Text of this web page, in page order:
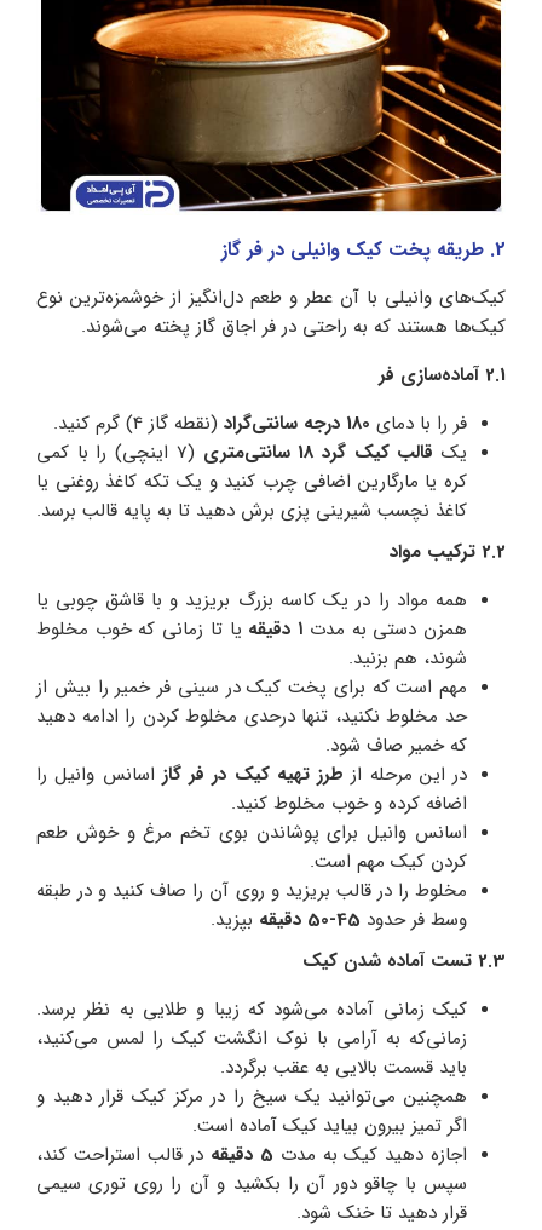
2. طریقه پخت کیک وانیلی در فر گاز
کیک‌های وانیلی با آن عطر و طعم دل‌انگیز از خوشمزه‌ترین نوع
کیک‌ها هستند که به راحتی در فر اجاق گاز پخته می‌شوند.
2.1 آماده‌سازی فر
فر را با دمای 180 درجه سانتی‌گراد
(نقطه گاز 4) گرم کنید.
یک قالب کیک گرد 18 سانتی‌متری
(7 اینچی) را با کمی
کره یا مارگارین اضافی چرب کنید و یک تکه کاغذ روغنی یا
کاغذ نچسب شیرینی پزی برش دهید تا به پایه قالب برسد.
2.2 ترکیب مواد
همه مواد را در یک کاسه بزرگ بریزید و با قاشق چوبی یا
همزن دستی به مدت ۱ دقیقه
یا تا زمانی که خوب مخلوط
شوند، هم بزنید.
مهم است که برای پخت کیک در سینی فر خمیر را بیش از
حد مخلوط نکنید، تنها درحدی مخلوط کردن را ادامه دهید
که خمیر صاف شود.
در این مرحله از طرز تهیه کیک در فر گاز اسانس وانیل را
اضافه کرده و خوب مخلوط کنید.
اسانس وانیل برای پوشاندن بوی تخم مرغ و خوش طعم
کردن کیک مهم است.
مخلوط را در قالب بریزید و روی آن را صاف کنید و در طبقه
وسط فر حدود
بپزید.
2.3 تست آماده‌ شدن کیک
کیک زمانی آماده می‌شود که زیبا و طلایی به نظر برسد.
زمانی‌که به آرامی با نوک انگشت کیک را لمس می‌کنید،
باید قسمت بالایی به عقب برگردد.
همچنین می‌توانید یک سیخ را در مرکز کیک قرار دهید و
اگر تمیز بیرون بیاید کیک آماده است.
اجازه دهید کیک به مدت 5 دقیقه
در قالب استراحت کند،
سپس با چاقو دور آن را بکشید و آن را روی توری سیمی
قرار دهید تا خنک شود.